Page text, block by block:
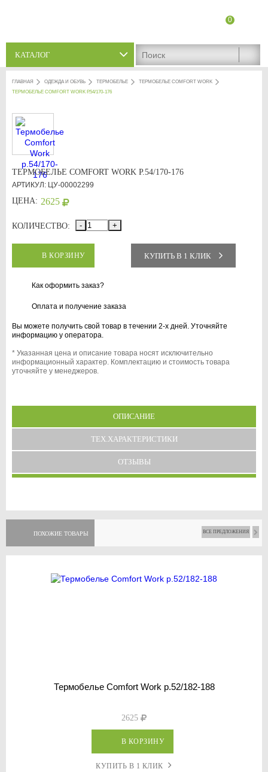
0
КАТАЛОГ
ГЛАВНАЯ ОДЕЖДА И ОБУВЬ ТЕРМОБЕЛЬЕ
ТЕРМОБЕЛЬЕ COMFORT WORK
ТЕРМОБЕЛЬЕ COMFORT WORK Р.54/170-176
ТЕРМОБЕЛЬЕ COMFORT WORK Р.54/170-176
АРТИКУЛ: ЦУ-00002299
ЦЕНА: 2625
КОЛИЧЕСТВО: - +
В КОРЗИНУ КУПИТЬ В 1 КЛИК
Как оформить заказ?
Оплата и получение заказа
Вы можете получить свой товар в течении 2-х дней. Уточняйте
информацию у оператора.
* Указанная цена и описание товара носят исключительно
информационный характер. Комплектацию и стоимость товара
уточняйте у менеджеров.
ОПИСАНИЕ
ТЕХ.ХАРАКТЕРИСТИКИ
ОТЗЫВЫ
ПОХОЖИЕ ТОВАРЫ ВСЕ ПРЕДЛОЖЕНИЯ
Термобелье Comfort Work р.52/182-188
2625
В КОРЗИНУ
КУПИТЬ В 1 КЛИК